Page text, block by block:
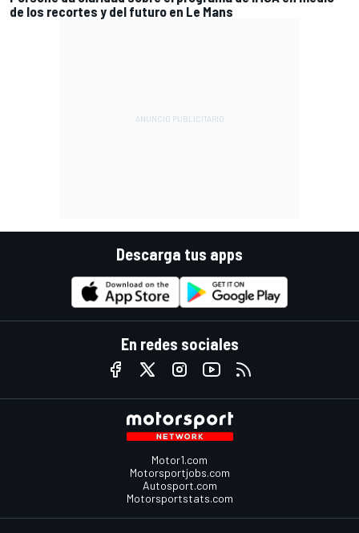
de los recortes y del futuro en Le Mans
Descarga tus apps
En redes sociales
Motor1.com
Motorsportjobs.com
Autosport.com
Motorsportstats.com